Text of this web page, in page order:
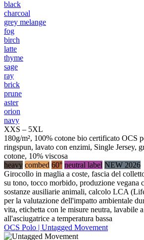
black
charcoal
grey melange
fog
birch
latte
thyme
sage
ray
brick
prune
aster
orion
navy
XXS – 5XL
180g/m², 100% cotone bio certificato OCS
ringspun, lavato con enzimi, Single Jersey,
cotone, 10% viscosa
heavy combed 60° neutral label NEW 2026
Girocollo in maglia a coste, fascia del
su tono, tocco morbido, produzione vegana
sostanze ausiliarie animali, calcolo LCA
per la valutazione dell'impatto ambientale
vita, etichetta con le misure neutra, lavabile a
all'asciugatrice a temperatura bassa
OCS Polo | Untagged Movement